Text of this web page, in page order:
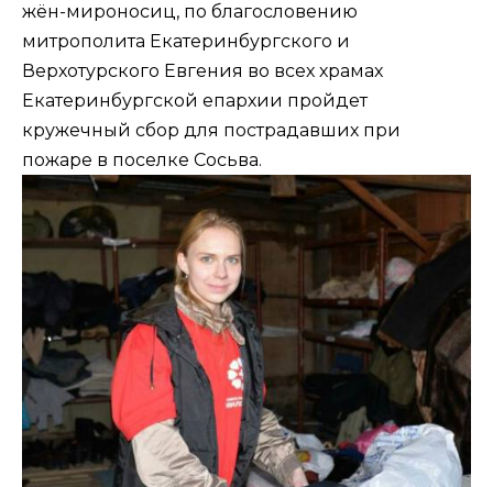
жён-мироносиц, по благословению
митрополита Екатеринбургского и
Верхотурского Евгения во всех храмах
Екатеринбургской епархии пройдет
кружечный сбор для пострадавших при
пожаре в поселке Сосьва.